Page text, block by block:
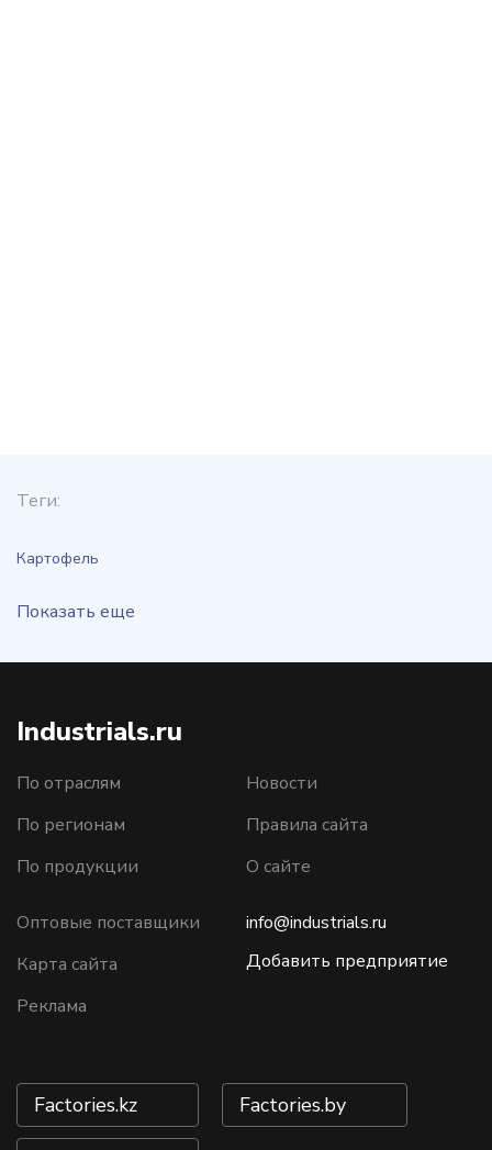
Теги:
Картофель
Показать еще
Industrials.ru
По отраслям
По регионам
По продукции
Новости
Правила сайта
О сайте
Оптовые поставщики
Карта сайта
Реклама
info@industrials.ru
Добавить предприятие
Factories.kz Factories.by